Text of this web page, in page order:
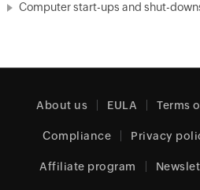
Computer start-ups and shut-
About us EULA Terms
Compliance Privacy
Affiliate program